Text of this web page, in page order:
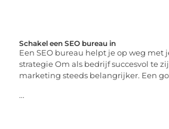
Schakel een SEO bureau in
Een SEO bureau helpt je op weg met
strategie Om als bedrijf succesvol te
marketing steeds belangrijker. Een
...